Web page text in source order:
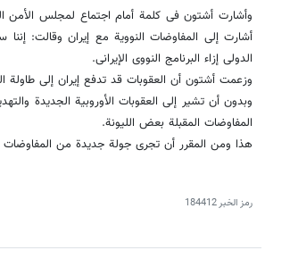
وأشارت أشتون فی کلمة أمام اجتماع لمجلس الأمن
أشارت إلى المفاوضات النوویة مع إیران وقالت:
الدولی إزاء البرنامج النووی الإیرانی.
وزعمت أشتون أن العقوبات قد تدفع إیران إلى طاولة
وبدون أن تشیر إلى العقوبات الأوروبیة الجدیدة
المفاوضات المقبلة بعض اللیونة.
هذا ومن المقرر أن تجرى جولة جدیدة من المفاوضات النوویة بین
رمز الخبر184412